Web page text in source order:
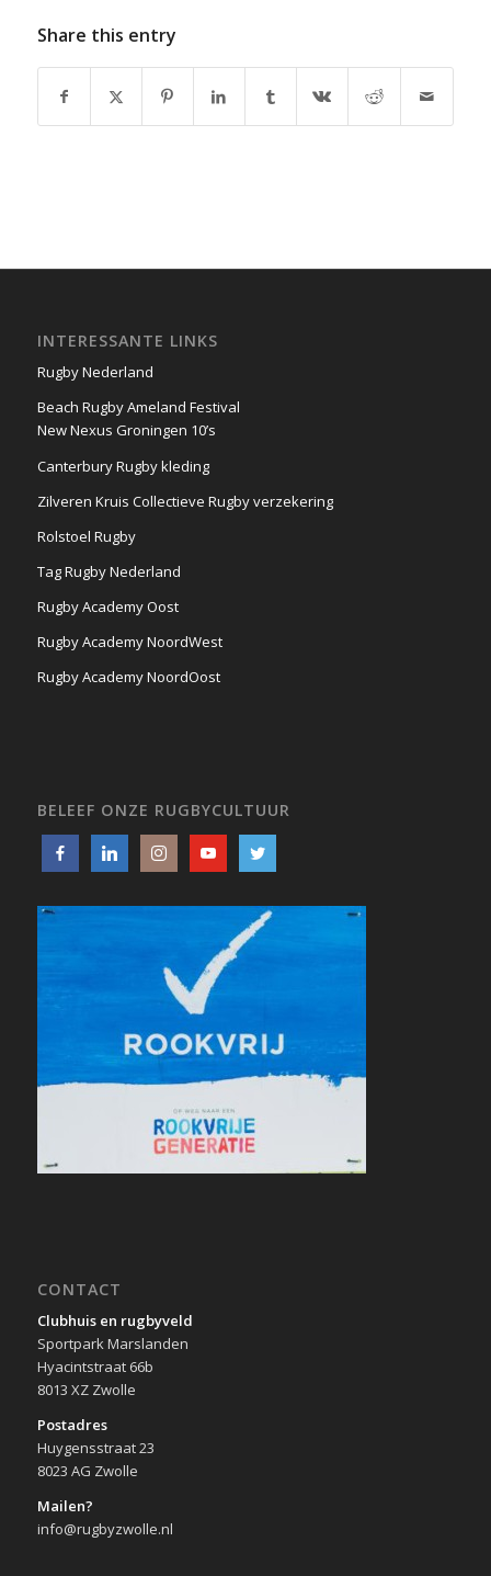
Share this entry
INTERESSANTE LINKS
Rugby Nederland
Beach Rugby Ameland Festival
New Nexus Groningen 10’s
Canterbury Rugby kleding
Zilveren Kruis Collectieve Rugby verzekering
Rolstoel Rugby
Tag Rugby Nederland
Rugby Academy Oost
Rugby Academy NoordWest
Rugby Academy NoordOost
BELEEF ONZE RUGBYCULTUUR
CONTACT
Clubhuis en rugbyveld
Sportpark Marslanden
Hyacintstraat 66b
8013 XZ Zwolle
Postadres
Huygensstraat 23
8023 AG Zwolle
Mailen?
info@rugbyzwolle.nl